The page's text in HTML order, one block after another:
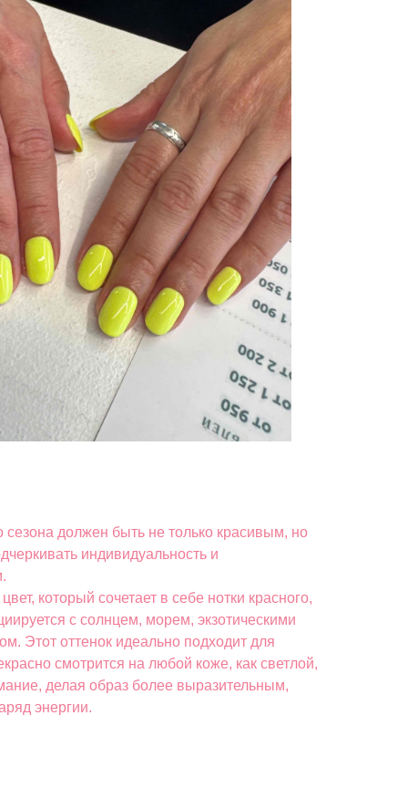
должен быть не только красивым, но
индивидуальность и
который сочетает в себе нотки красного,
с солнцем, морем, экзотическими
Этот оттенок идеально подходит для
смотрится на любой коже, как светлой,
делая образ более выразительным,
энергии.